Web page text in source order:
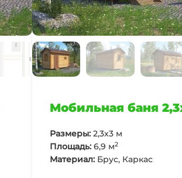
Мобильная баня
Размеры:2,3х3 м
Площадь:6,9 м2
Материал:Брус, Каркас